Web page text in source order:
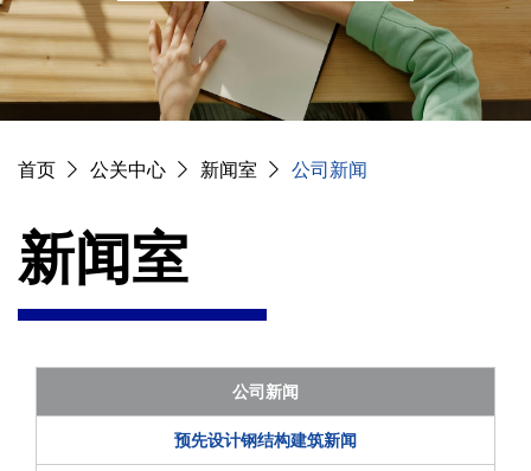
首页 公关中心 新闻室 公司新闻
新闻室
公司新闻
预先设计钢结构建筑新闻